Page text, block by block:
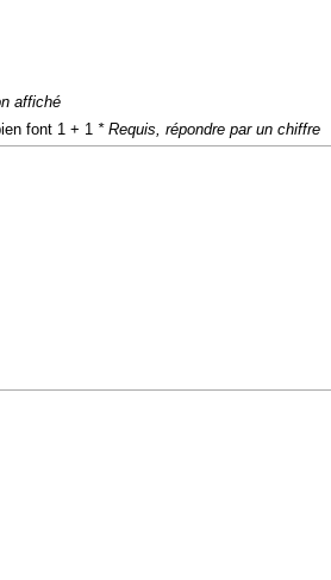
affiché
font 1 + 1 * Requis, répondre par un chiffre